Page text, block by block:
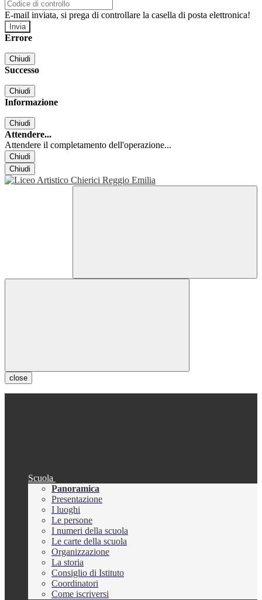
E-mail inviata, si prega di controllare la casella di posta elettronica!
Errore
Chiudi
Successo
Chiudi
Informazione
Chiudi
Attendere...
Attendere il completamento dell'operazione...
Chiudi
Chiudi
close
Scuola
Panoramica
Presentazione
I luoghi
Le persone
I numeri della scuola
Le carte della scuola
Organizzazione
La storia
Consiglio di Istituto
Coordinatori
Come iscriversi